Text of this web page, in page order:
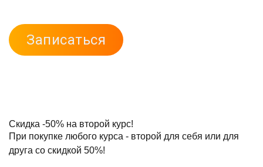
Записаться
Скидка -50% на второй курс!
При покупке любого курса - второй для себя или для
друга со скидкой 50%!